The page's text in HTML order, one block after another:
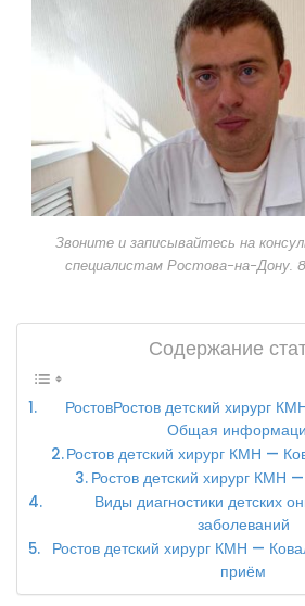
Звоните и записывайтесь на
специалистам Ростова-на-
Содержание
РостовРостов детский хирург
Общая
Ростов детский хирург КМН —
Ростов детский хирург КМН
Виды диагностики детских
заболеваний
Ростов детский хирург КМН —
приём